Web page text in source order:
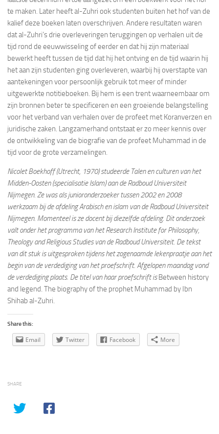
te maken. Later heeft al-Zuhri ook studenten buiten het hof van de
kalief deze boeken laten overschrijven. Andere resultaten waren
dat al-Zuhri’s drie overleveringen teruggingen op verhalen uit de
tijd rond de eeuwwisseling of eerder en dat hij zijn materiaal
bewerkt heeft tussen de tijd dat hij het ontving en de tijd waarin hij
het aan zijn studenten ging overleveren, waarbij hij overstapte van
aantekeningen voor persoonlijk gebruik tot meer of minder
uitgewerkte notitieboeken. Bij hem is een trent waarneembaar om
zijn bronnen beter te specificeren en een groeiende belangstelling
voor het verband van verhalen over de profeet met Koranverzen en
juridische zaken. Langzamerhand ontstaat er zo meer kennis over
de ontwikkeling van de biografie van de profeet Muhammad in de
tijd voor de grote verzamelingen.
Nicolet Boekhoff (Utrecht, 1970) studeerde Talen en culturen van het
Midden-Oosten (specialisatie Islam) aan de Radboud Universiteit
Nijmegen. Ze was als junioronderzoeker tussen 2002 en 2008
werkzaam bij de afdeling Arabisch en islam van de Radboud Universiteit
Nijmegen. Momenteel is ze docent bij diezelfde afdeling. Dit onderzoek
valt onder het programma van het Research Institute for Philosophy,
Theology and Religious Studies van de Radboud Universiteit. De tekst
van dit stuk is uitgesproken tijdens het zogenaamde lekenpraatje aan het
begin van de verdediging van het proefschrift. Afgelopen maandag vond
de verdediging plaats. De titel van haar proefschrift is Between history
and legend. The biography of the prophet Muhammad by Ibn
Shihab al-Zuhri.
Share this:
Email Twitter Facebook More
SHARE